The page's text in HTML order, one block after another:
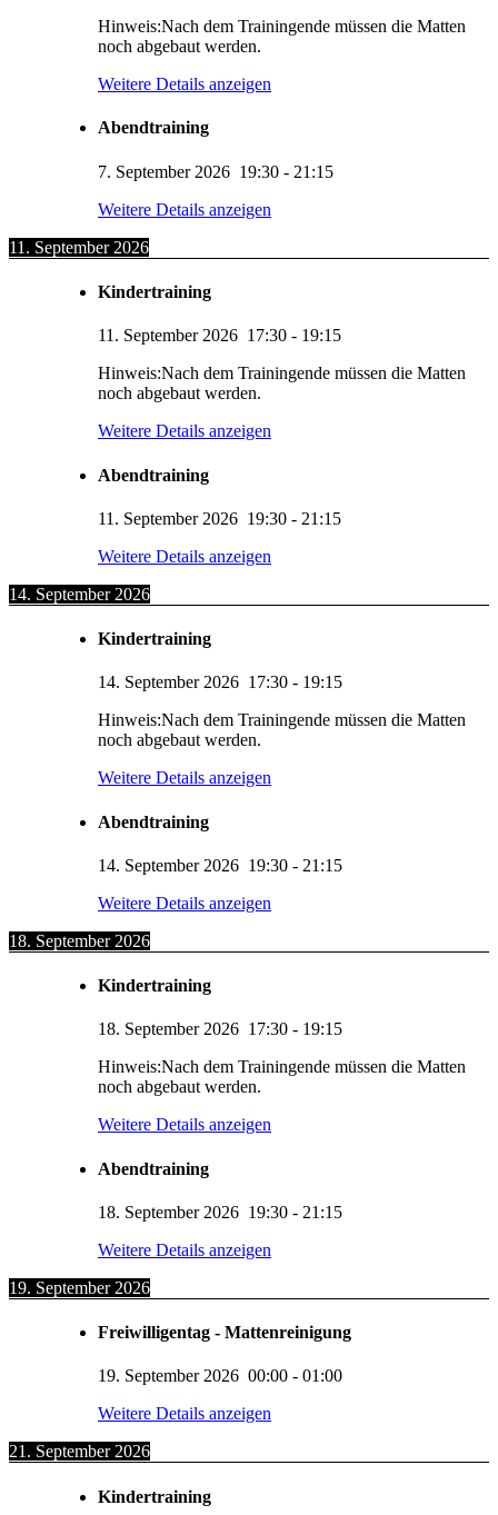
Hinweis:Nach dem Trainingende müssen die Matten
noch abgebaut werden.
Weitere Details anzeigen
Abendtraining
7. September 2026 19:30 - 21:15
Weitere Details anzeigen
11. September 2026
Kindertraining
11. September 2026 17:30 - 19:15
Hinweis:Nach dem Trainingende müssen die Matten
noch abgebaut werden.
Weitere Details anzeigen
Abendtraining
11. September 2026 19:30 - 21:15
Weitere Details anzeigen
14. September 2026
Kindertraining
14. September 2026 17:30 - 19:15
Hinweis:Nach dem Trainingende müssen die Matten
noch abgebaut werden.
Weitere Details anzeigen
Abendtraining
14. September 2026 19:30 - 21:15
Weitere Details anzeigen
18. September 2026
Kindertraining
18. September 2026 17:30 - 19:15
Hinweis:Nach dem Trainingende müssen die Matten
noch abgebaut werden.
Weitere Details anzeigen
Abendtraining
18. September 2026 19:30 - 21:15
Weitere Details anzeigen
19. September 2026
Freiwilligentag - Mattenreinigung
19. September 2026 00:00 - 01:00
Weitere Details anzeigen
21. September 2026
Kindertraining